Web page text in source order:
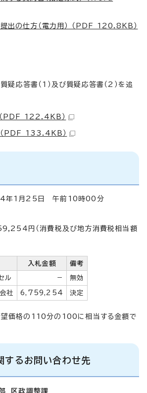
出の仕方（電力用） （PDF 120.8KB）
疑応答書（1）及び質疑応答書（2）を追
（PDF 122.4KB）
（PDF 133.4KB）
年1月25日 午前10時00分
円（消費税及び地方消費税相当額
入札金額 備考
ル － 無効
社 6,759,254 決定
望価格の110分の100に相当する金額で
するお問い合わせ先
区政調整課